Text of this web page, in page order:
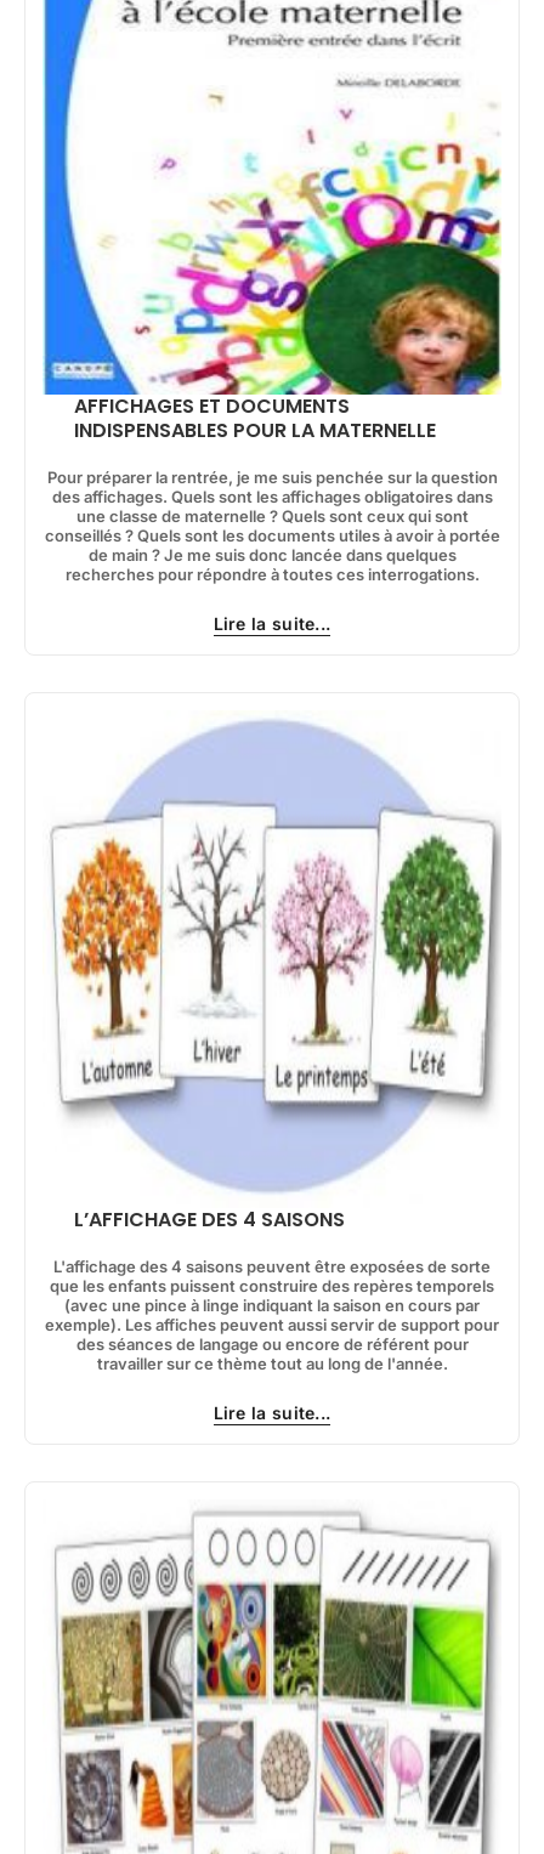
AFFICHAGES ET DOCUMENTS
INDISPENSABLES POUR LA MATERNELLE
Pour préparer la rentrée, je me suis penchée sur la question
des affichages. Quels sont les affichages obligatoires dans
une classe de maternelle ? Quels sont ceux qui sont
conseillés ? Quels sont les documents utiles à avoir à portée
de main ? Je me suis donc lancée dans quelques
recherches pour répondre à toutes ces interrogations.
Lire la suite...
L’AFFICHAGE DES 4 SAISONS
L'affichage des 4 saisons peuvent être exposées de sorte
que les enfants puissent construire des repères temporels
(avec une pince à linge indiquant la saison en cours par
exemple). Les affiches peuvent aussi servir de support pour
des séances de langage ou encore de référent pour
travailler sur ce thème tout au long de l'année.
Lire la suite...